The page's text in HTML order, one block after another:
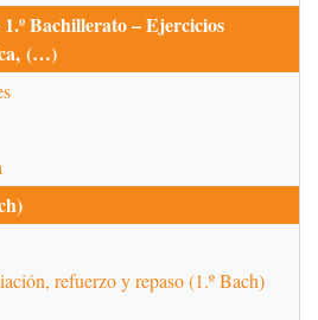
Bachillerato – Ejercicios
(…)
refuerzo y repaso (1.º Bach)